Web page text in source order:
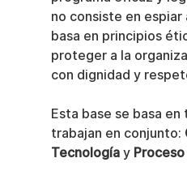
no consiste en espiar
basa en principios
proteger a la
con dignidad y
Esta base se basa
trabajan en conjunto:
Tecnología y Proceso